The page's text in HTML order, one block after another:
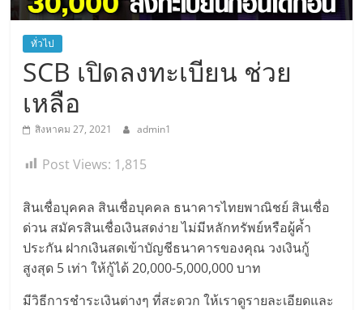
ทั่วไป
SCB เปิดลงทะเบียน ช่วย
เหลือ
สิงหาคม 27, 2021 admin1
Post Views: 1,815
สินเชื่อบุคคล สินเชื่อบุคคล ธนาคารไทยพาณิชย์ สินเชื่อ
ด่วน สมัครสินเชื่อเงินสดง่าย ไม่มีหลักทรัพย์หรือผู้ค้ำ
ประกัน ฝากเงินสดเข้าบัญชีธนาคารของคุณ วงเงินกู้
สูงสุด 5 เท่า ให้กู้ได้ 20,000-5,000,000 บาท
มีวิธีการชำระเงินต่างๆ ที่สะดวก ให้เราดูรายละเอียดและ